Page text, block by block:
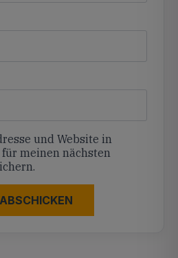
und Website in
meinen nächsten